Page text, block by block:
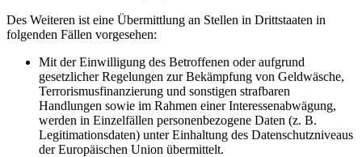
Des Weiteren ist eine Übermittlung an Stellen in Drittstaaten in
folgenden Fällen vorgesehen:
Mit der Einwilligung des Betroffenen oder aufgrund
gesetzlicher Regelungen zur Bekämpfung von Geldwäsche,
Terrorismusfinanzierung und sonstigen strafbaren
Handlungen sowie im Rahmen einer Interessenabwägung,
werden in Einzelfällen personenbezogene Daten (z. B.
Legitimationsdaten) unter Einhaltung des Datenschutzniveaus
der Europäischen Union übermittelt.